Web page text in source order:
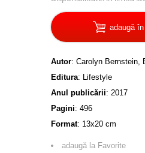
adaugă
Autor: Carolyn Bernstein,
Editura: Lifestyle
Anul publicării: 2017
Pagini: 496
Format: 13x20 cm
adaugă la Favorite